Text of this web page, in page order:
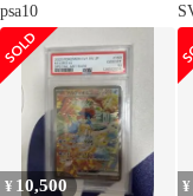
psa10
¥ 10,500 ¥